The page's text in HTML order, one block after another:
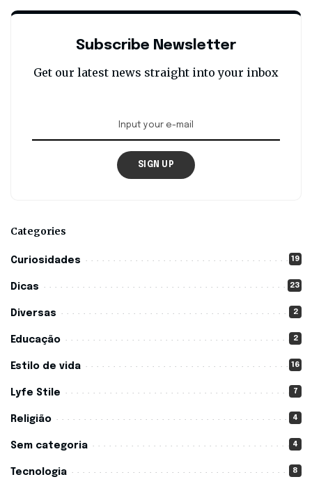
Subscribe Newsletter
Get our latest news straight into your inbox
SIGN UP
Categories
Curiosidades 19
Dicas 23
Diversas 2
Educação 2
Estilo de vida 16
Lyfe Stile 7
Religião 4
Sem categoria 4
Tecnologia 8